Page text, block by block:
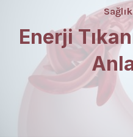
Enerji